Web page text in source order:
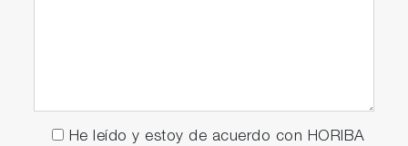
He leído y estoy de acuerdo con HORIBA